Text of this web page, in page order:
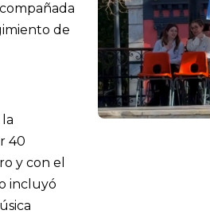
de
40
y con el
incluyó